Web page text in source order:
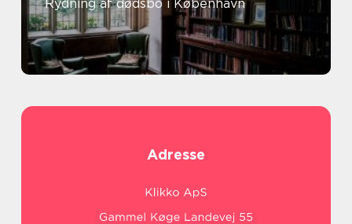
Rydning af dødsbo i København
Adresse